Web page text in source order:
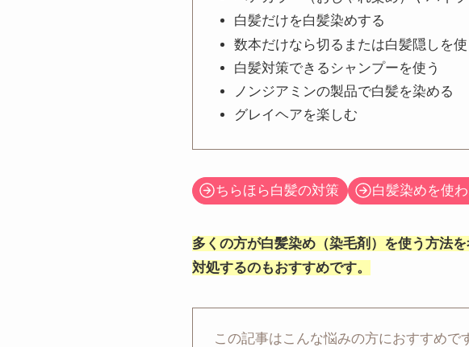
白髪だけを白髪染めする
数本だけなら切るまたは白髪隠しを使
白髪対策できるシャンプーを使う
ノンジアミンの製品で白髪を染める
グレイヘアを楽しむ
ちらほら白髪の対策 白髪染めを使
多くの方が白髪染め（染毛剤）を使う方法
対処するのもおすすめです。
この記事はこんな悩みの方におすすめで